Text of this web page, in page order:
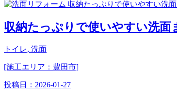
収納たっぷりで使いやすい洗
トイレ, 洗面
[施工エリア：豊田市]
投稿日： 2026-01-27